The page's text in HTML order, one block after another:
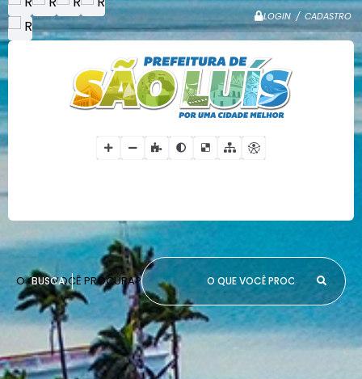
LOGIN / CADASTRO
O QUE VOCÊ PROCURA?